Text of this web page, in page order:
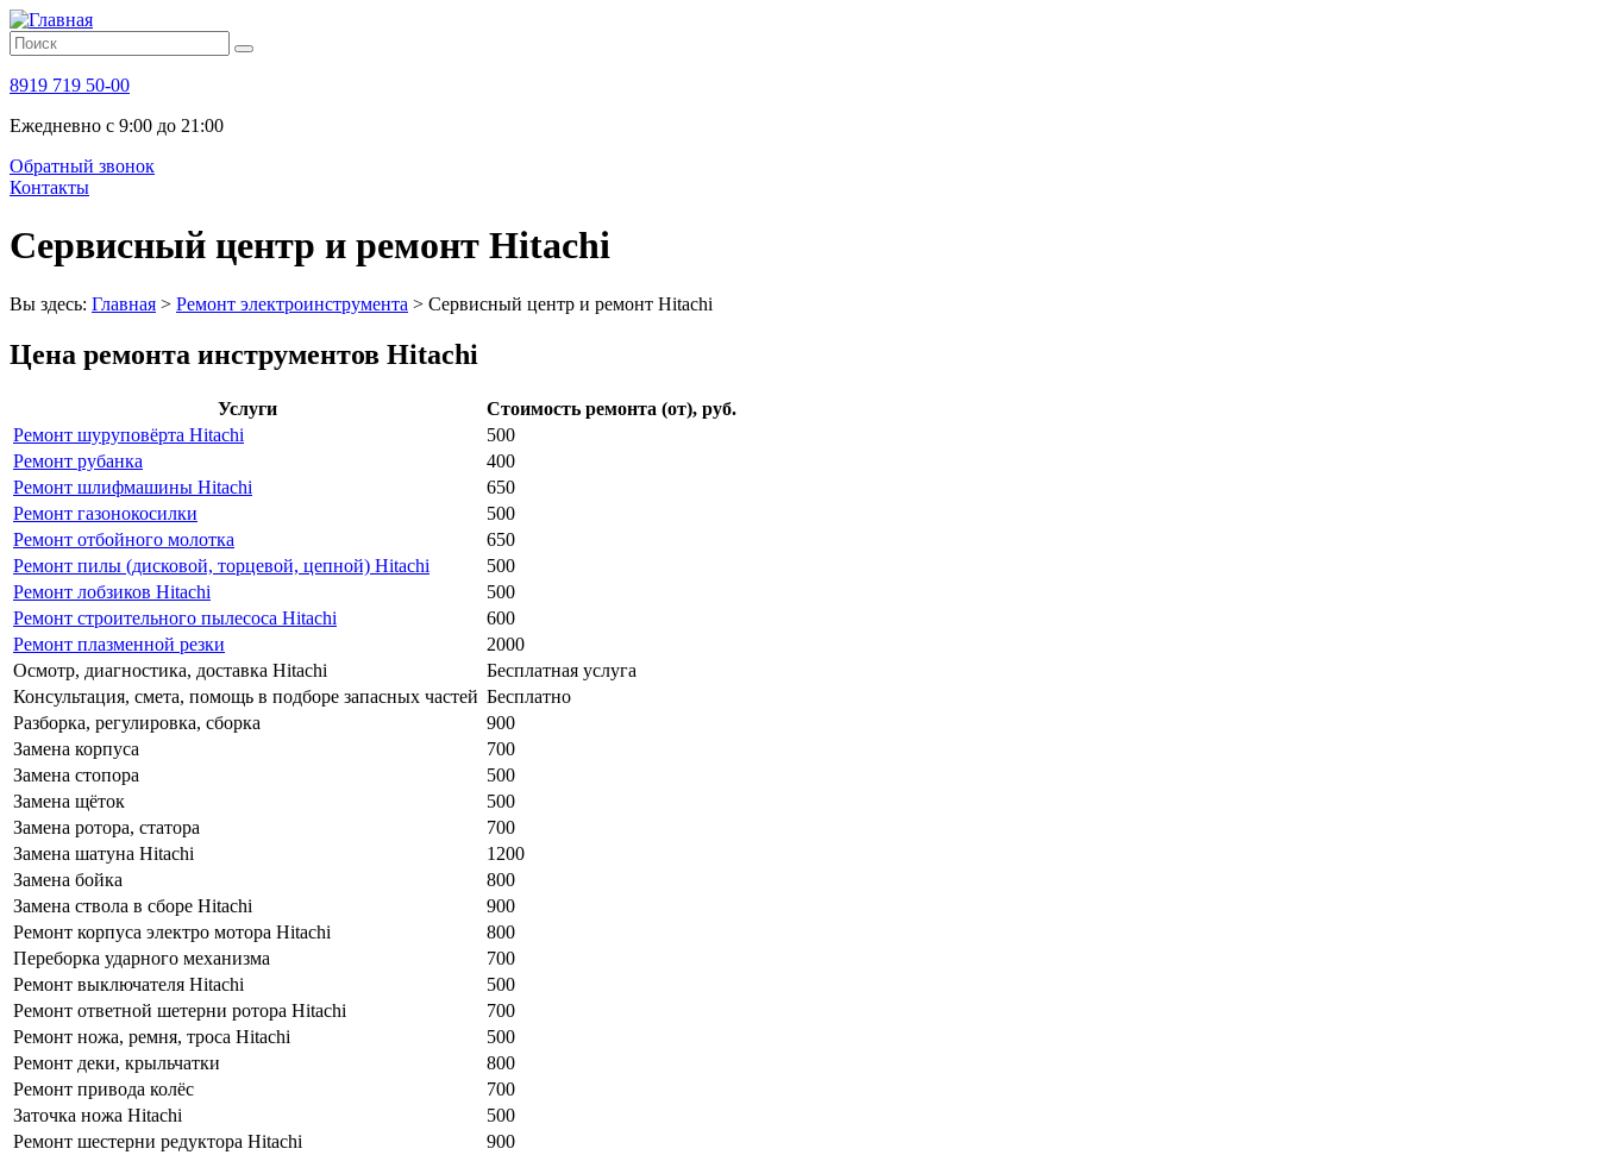
8919 719 50-00
Ежедневно с 9:00 до 21:00
Обратный звонок
Контакты
Сервисный центр и ремонт Hitachi
Вы здесь: Главная > Ремонт электроинструмента > Сервисный центр и ремонт Hitachi
Цена ремонта инструментов Hitachi
Услуги
Стоимость ремонта (от), руб.
Ремонт шуруповёрта Hitachi
500
Ремонт рубанка
400
Ремонт шлифмашины Hitachi
650
Ремонт газонокосилки
500
Ремонт отбойного молотка
650
Ремонт пилы (дисковой, торцевой, цепной) Hitachi
500
Ремонт лобзиков Hitachi
500
Ремонт строительного пылесоса Hitachi
600
Ремонт плазменной резки
2000
Осмотр, диагностика, доставка Hitachi
Бесплатная услуга
Консультация, смета, помощь в подборе запасных частей Бесплатно
Разборка, регулировка, сборка
900
Замена корпуса
700
Замена стопора
500
Замена щёток
500
Замена ротора, статора
700
Замена шатуна Hitachi
1200
Замена бойка
800
Замена ствола в сборе Hitachi
900
Ремонт корпуса электро мотора Hitachi
800
Переборка ударного механизма
700
Ремонт выключателя Hitachi
500
Ремонт ответной шетерни ротора Hitachi
700
Ремонт ножа, ремня, троса Hitachi
500
Ремонт деки, крыльчатки
800
Ремонт привода колёс
700
Заточка ножа Hitachi
500
Ремонт шестерни редуктора Hitachi
900